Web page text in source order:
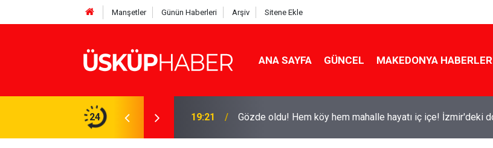
Manşetler Günün Haberleri Arşiv Sitene Ekle
ANA SAYFA GÜNCEL MAKEDONYA
24 19:21 Gözde oldu! Hem köy hem mahalle hayatı iç içe! İzmir'deki